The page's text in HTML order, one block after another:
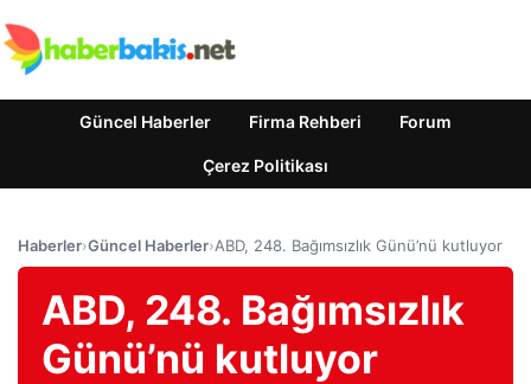
Güncel Haberler Firma Rehberi Forum
Çerez Politikası
Haberler›Güncel Haberler›ABD, 248. Bağımsızlık Günü’nü kutluyor
ABD, 248. Bağımsızlık
Günü’nü kutluyor